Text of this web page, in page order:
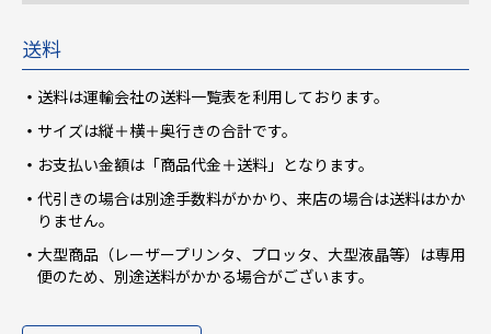
送料
送料は運輸会社の送料一覧表を利用しております。
サイズは縦＋横＋奥行きの合計です。
お支払い金額は「商品代金＋送料」となります。
代引きの場合は別途手数料がかかり、来店の場合は送料はかか
りません。
大型商品（レーザープリンタ、プロッタ、大型液晶等）は専用
便のため、別途送料がかかる場合がございます。